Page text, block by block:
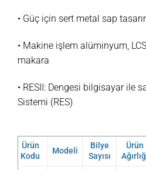
• Güç için sert metal sap
• Makine işlem alüminyum,
makara
• RESII: Dengesi bilgisayar ile
Sistemi (RES)
Ürün
Kodu
Modeli
Bilye
Sayısı
Ürün